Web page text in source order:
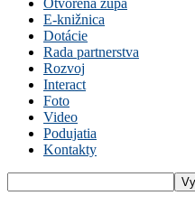
Otvorená župa
E-knižnica
Dotácie
Rada partnerstva
Rozvoj
Interact
Foto
Video
Podujatia
Kontakty